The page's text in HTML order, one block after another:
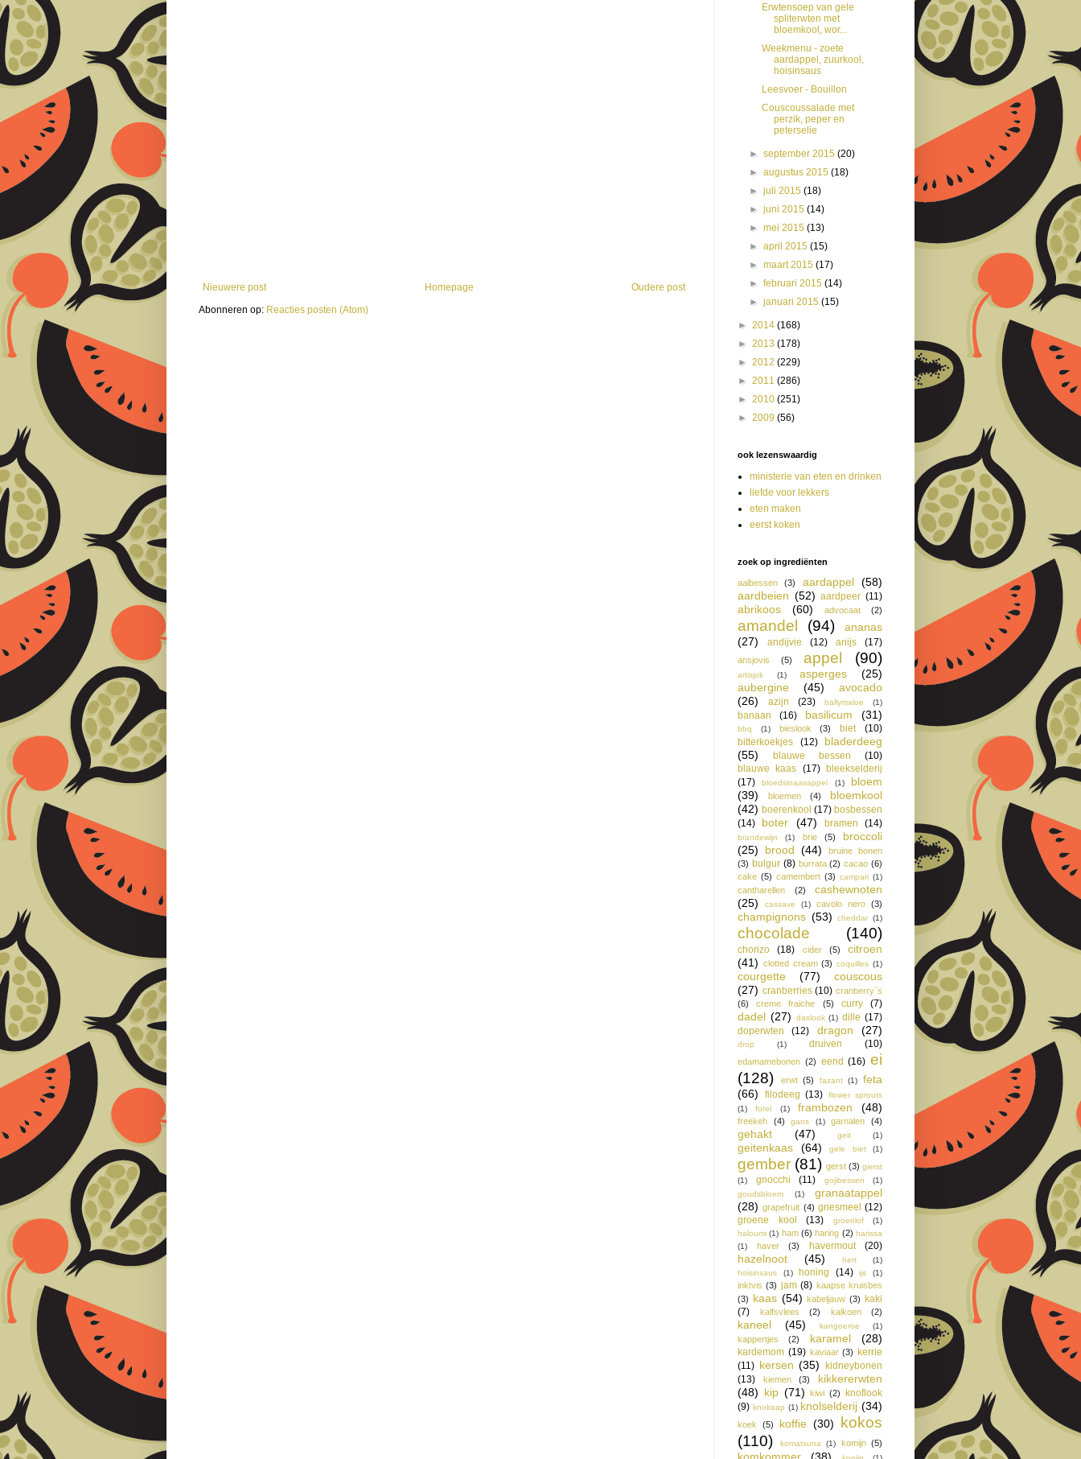
Nieuwere post Oudere post
Homepage
Abonneren op: Reacties posten (Atom)
Erwtensoep van gele
spliterwten met
bloemkool, wor...
Weekmenu - zoete
aardappel, zuurkool,
hoisinsaus
Leesvoer - Bouillon
Couscoussalade met
perzik, peper en
peterselie
►september 2015(20)
►augustus 2015(18)
►juli 2015(18)
►juni 2015(14)
►mei 2015(13)
►april 2015(15)
►maart 2015(17)
►februari 2015(14)
►januari 2015(15)
► 2014 (168)
► 2013 (178)
► 2012 (229)
► 2011 (286)
► 2010 (251)
► 2009 (56)
ook lezenswaardig
ministerie van eten en drinken
liefde voor lekkers
eten maken
eerst koken
zoek op ingrediënten
aalbessen (3) aardappel (58)
aardbeien (52) aardpeer (11)
abrikoos (60) advocaat (2)
amandel (94)
ananas
(27)
andijvie (12) anijs (17)
ansjovis (5) appel (90)
artisjok (1) asperges
(25)
aubergine
(45)
avocado
(26)
azijn (23) ballymaloe (1)
banaan (16) basilicum (31)
bbq (1) bieslook (3) biet
(10)
bitterkoekjes
(12)
bladerdeeg
(55)
blauwe bessen
(10)
blauwe kaas (17) bleekselderij
(17)
bloedsinaasappel (1)
bloem
(39)
bloemen (4)
bloemkool
(42) boerenkool (17) bosbessen
(14)
boter (47) bramen (14)
brandewijn (1) brie (5)
broccoli
(25)
brood (44)
bruine bonen
(3) bulgur (8) burrata (2) cacao (6)
cake (5) camembert (3) campari (1)
cantharellen (2)
cashewnoten
(25)
cassave (1) cavolo nero (3)
champignons (53) cheddar (1)
chocolade (140)
chorizo (18) cider (5)
citroen
(41) clotted cream (3) coquilles (1)
courgette (77)
couscous
(27) cranberries (10) cranberry´s
(6)
creme fraiche (5) curry (7)
dadel (27) daslook (1) dille (17)
doperwten
(12) dragon (27)
drop (1) druiven (10)
edamamebonen (2) eend (16) ei
(128)
erwt (5) fazant (1)
feta
(66)
filodeeg (13)
flower sprouts
(1)
forel (1) frambozen (48)
freekeh (4) gans (1) garnalen (4)
gehakt (47) geit (1)
geitenkaas (64) gele biet (1)
gember (81) gerst (3) gierst
(1)
gnocchi (11) gojibessen
(1)
goudsbloem
(1)
granaatappel
(28) grapefruit (4) griesmeel (12)
groene kool
(13) groenlof
(1)
haloumi (1) ham (6) haring (2) harissa
(1)
haver (3) havermout (20)
hazelnoot (45) hert
(1)
hoisinsaus
(1) honing (14) ijs (1)
inktvis (3) jam (8) kaapse kruisbes
(3) kaas (54) kabeljauw (3) kaki
(7)
kalfsvlees (2) kalkoen (2)
kaneel (45) kangoeroe (1)
kappertjes (2) karamel (28)
kardemom (19) kaviaar (3) kerrie
(11) kersen (35) kidneybonen
(13)
kiemen (3)
kikkererwten
(48) kip (71) kiwi (2) knoflook
(9) knolraap (1) knolselderij (34)
koek (5) koffie (30)
kokos
(110)
komatsuna (1) komijn (5)
komkommer (38)